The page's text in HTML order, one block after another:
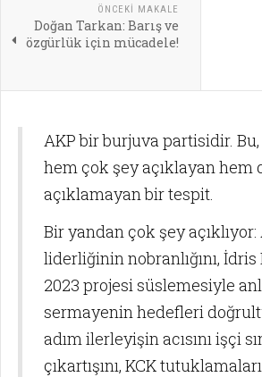
ÖNCEKI MAKALE
Doğan Tarkan: Barış ve
özgürlük için mücadele!
AKP bir burjuva partisidir.
hem çok şey açıklayan hem
açıklamayan bir tespit.
Bir yandan çok şey açıklıyor:
liderliğinin nobranlığını,
2023 projesi süslemesiyle
sermayenin hedefleri
adım ilerleyişin acısını işçi
çıkartışını, KCK